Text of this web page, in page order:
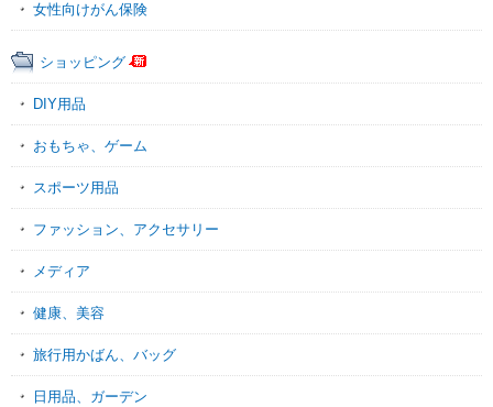
女性向けがん保険
ショッピング
DIY用品
おもちゃ、ゲーム
スポーツ用品
ファッション、アクセサリー
メディア
健康、美容
旅行用かばん、バッグ
日用品、ガーデン